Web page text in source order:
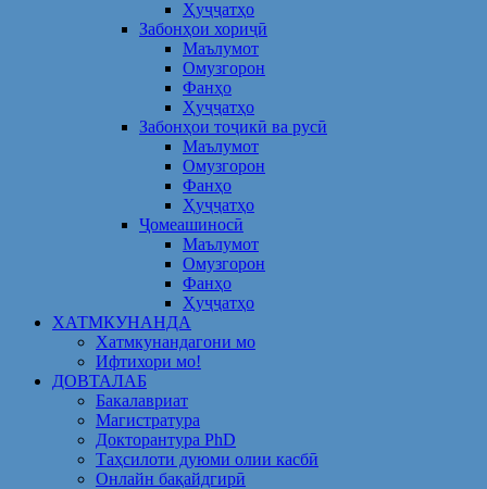
Ҳуҷҷатҳо
Забонҳои хориҷӣ
Маълумот
Омузгорон
Фанҳо
Ҳуҷҷатҳо
Забонҳои тоҷикӣ ва русӣ
Маълумот
Омузгорон
Фанҳо
Ҳуҷҷатҳо
Ҷомеашиносӣ
Маълумот
Омузгорон
Фанҳо
Ҳуҷҷатҳо
ХАТМКУНАНДА
Хатмкунандагони мо
Ифтихори мо!
ДОВТАЛАБ
Бакалавриат
Магистратура
Докторантура PhD
Таҳсилоти дуюми олии касбӣ
Онлайн бақайдгирӣ